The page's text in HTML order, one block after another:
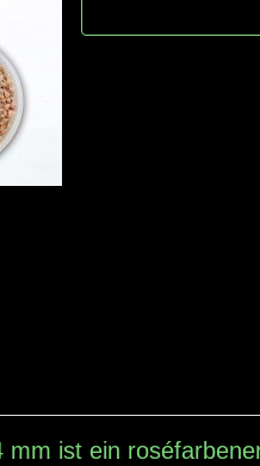
ist ein